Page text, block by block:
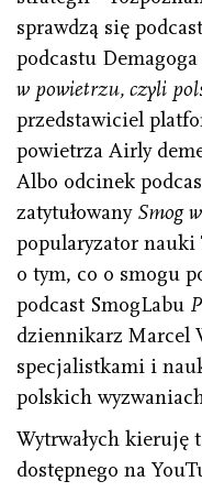
sprawdzą się
podcastu Demagoga
w powietrzu, czyli
przedstawiciel
powietrza Airly
Albo odcinek
zatytułowany Smog
popularyzator nauki
o tym, co o smogu
podcast SmogLabu
dziennikarz Marcel
specjalistkami i
polskich
Wytrwałych kieruję
dostępnego na